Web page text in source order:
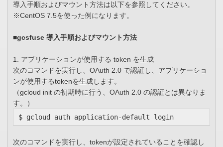
導入手順およびマウント方法は以下を参照してください。
※CentOS 7.5を使った例になります。
■gcsfuse 導入手順およびマウント方法
1. アプリケーションが使用する token を生成
次のコマンドを実行し、OAuth 2.0 で認証し、アプリケーショ
ンが使用するtokenを生成します。
（gcloud init の初期時に行う、OAuth 2.0 の認証とは異なりま
す。）
$ gcloud auth application-default login
次のコマンドを実行し、tokenが設定されていることを確認し